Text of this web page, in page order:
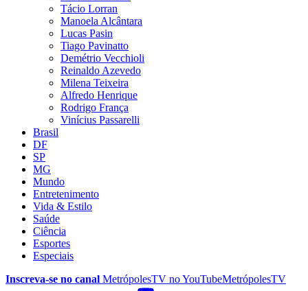
Tácio Lorran
Manoela Alcântara
Lucas Pasin
Tiago Pavinatto
Demétrio Vecchioli
Reinaldo Azevedo
Milena Teixeira
Alfredo Henrique
Rodrigo França
Vinícius Passarelli
Brasil
DF
SP
MG
Mundo
Entretenimento
Vida & Estilo
Saúde
Ciência
Esportes
Especiais
Inscreva-se no canal MetrópolesTV noYouTubeMetrópolesTV